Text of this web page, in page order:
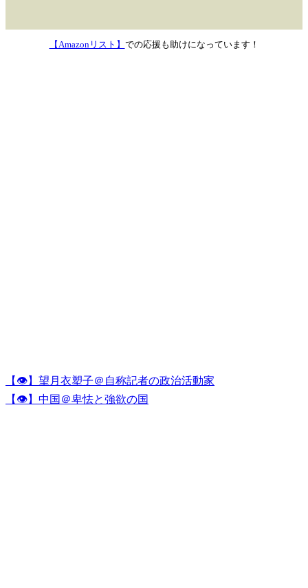
【Amazonリスト】 での応援も助けになっています！
【👁】望月衣塑子＠自称記者の政治活動家
【👁】中国＠卑怯と強欲の国